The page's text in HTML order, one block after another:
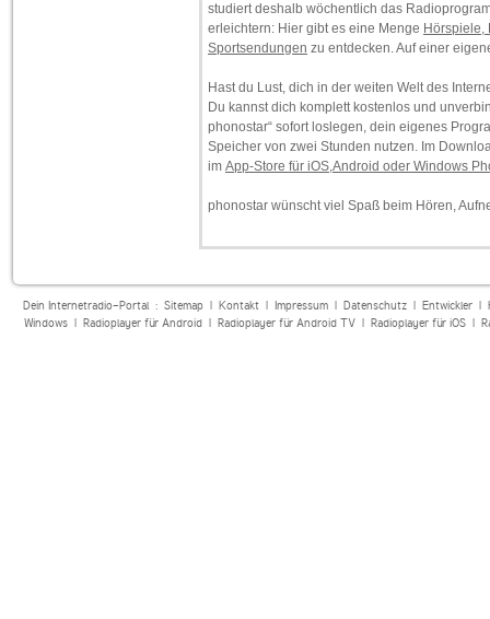
studiert deshalb wöchentlich das
erleichtern: Hier gibt es eine Menge Hörspiele,
Sportsendungen zu entdecken. Auf einer
Hast du Lust, dich in der weiten Welt des
Du kannst dich komplett kostenlos und
phonostar“ sofort loslegen, dein eigenes
Speicher von zwei Stunden nutzen. Im
im App-Store für iOS,Android oder Windows
phonostar wünscht viel Spaß beim Hören,
Dein Internetradio-Portal : Sitemap| Kontakt| Impressum| Datenschutz| Entwickler|
Windows| Radioplayer für Android| Radioplayer für Android TV| Radioplayer für iOS|